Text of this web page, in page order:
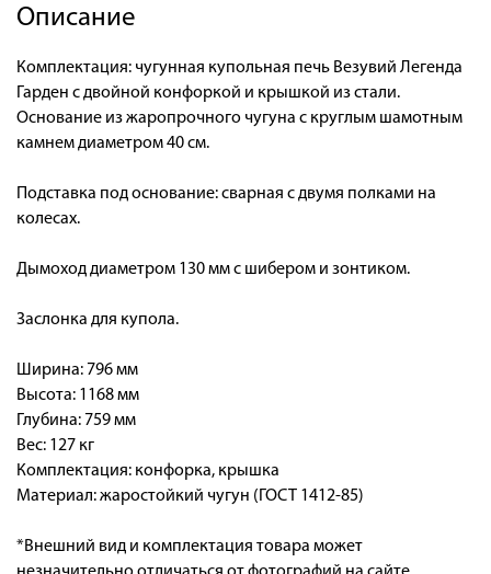
Описание
Комплектация: чугунная купольная печь Везувий Легенда
Гарден с двойной конфоркой и крышкой из стали.
Основание из жаропрочного чугуна с круглым шамотным
камнем диаметром 40 см.
Подставка под основание: сварная с двумя полками на
колесах.
Дымоход диаметром 130 мм с шибером и зонтиком.
Заслонка для купола.
Ширина: 796 мм
Высота: 1168 мм
Глубина: 759 мм
Вес: 127 кг
Комплектация: конфорка, крышка
Материал: жаростойкий чугун (ГОСТ 1412-85)
*Внешний вид и комплектация товара может